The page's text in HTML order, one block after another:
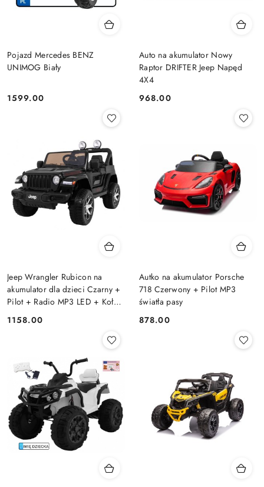
Pojazd Mercedes BENZ
UNIMOG Biały
Cena:
1599.00
Auto na akumulator Nowy
Raptor DRIFTER Jeep Napęd
4X4
Cena:
968.00
Jeep Wrangler Rubicon na
akumulator dla dzieci Czarny +
Pilot + Radio MP3 LED + Koła
EVA
Cena:
1158.00
Autko na akumulator Porsche
718 Czerwony + Pilot MP3
światła pasy
Cena:
878.00